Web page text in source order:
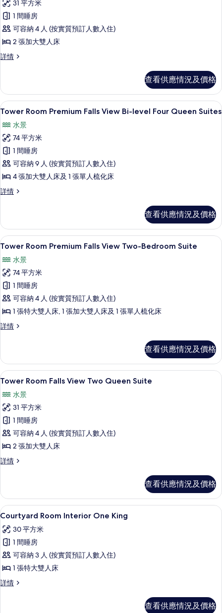
有
Tower
Room Premium
Falls
View Two
的
相
片
31 平方米
1 間睡房
可容納 4 人 (按實質預訂人數入住)
2 張加大雙人床
詳情
Tower
Queen
Suite
詳
查看供應情況及價格
載
所
有
Tower
Room Premium
Falls
View Bi-
Queen
Suites
的
相
片
書桌、遮光窗簾/窗簾、熨斗/熨衫板、
3
Tower Room Premium Falls View Bi-level Four Queen Suites
水景
74 平方米
1 間睡房
可容納 9 人 (按實質預訂人數入住)
4 張加大雙人床及 1 張單人梳化床
詳情
Tower
level
Four
Queen
詳
情
查看供應情況及價格
載
所
有
Tower
Room Premium
Falls
View Two-
的
相
片
書桌、遮光窗簾/窗簾、熨斗/熨衫板、
6
Tower Room Premium Falls View Two-Bedroom Suite
水景
74 平方米
1 間睡房
可容納 4 人 (按實質預訂人數入住)
1 張特大雙人床, 1 張加大雙人床及 1 張單人梳化床
詳情
Tower
Bedroom
Suite
詳
查看供應情況及價格
載
所
有
Tower
Room Falls
View Two
Queen
相
片
書桌、遮光窗簾/窗簾、熨斗/熨衫板、
4
Tower Room Falls View Two Queen Suite
水景
31 平方米
1 間睡房
可容納 4 人 (按實質預訂人數入住)
2 張加大雙人床
詳情
Tower
Suite
詳
情
查看供應情況及價格
載
入
所
有
Courtyard
Room Interior
One
書桌、遮光窗簾/窗簾、熨斗/熨衫板、
5
Courtyard Room Interior One King
30 平方米
1 間睡房
可容納 3 人 (按實質預訂人數入住)
1 張特大雙人床
詳情
Courtyard
查看供應情況及價格